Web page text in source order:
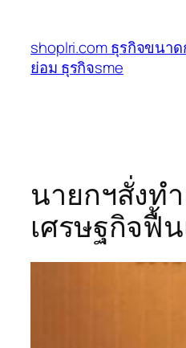
เนื้อหา
shoplri.com ธุรกิจขนา
ย่อม ธุรกิจsme
นายกฯสั่งท
เศรษฐกิจฟื้